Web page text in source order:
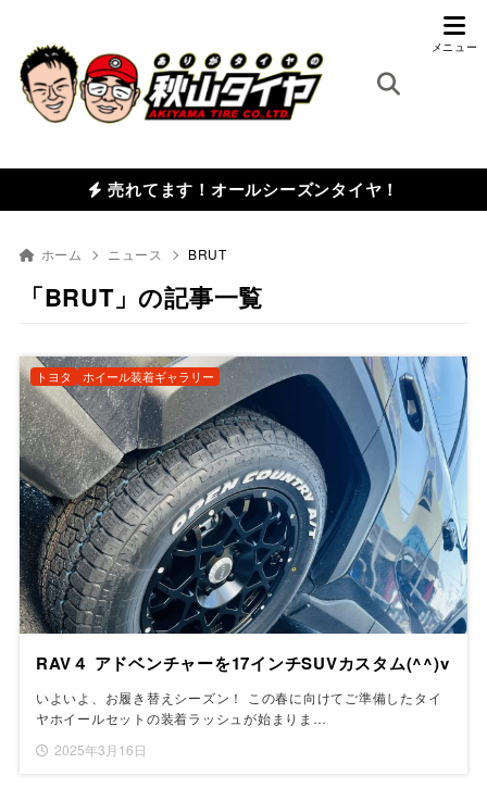
売れてます！オールシーズンタイヤ！
ホーム ニュース BRUT
「BRUT」の記事一覧
RAV４ アドベンチャーを17インチSUVカスタム(^^)v
いよいよ、お履き替えシーズン！ この春に向けてご準備したタイ
ヤホイールセットの装着ラッシュが始まりま…
2025年3月16日
トヨタ ホイール装着ギャラリー